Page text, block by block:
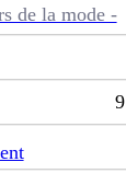
de la mode -
9